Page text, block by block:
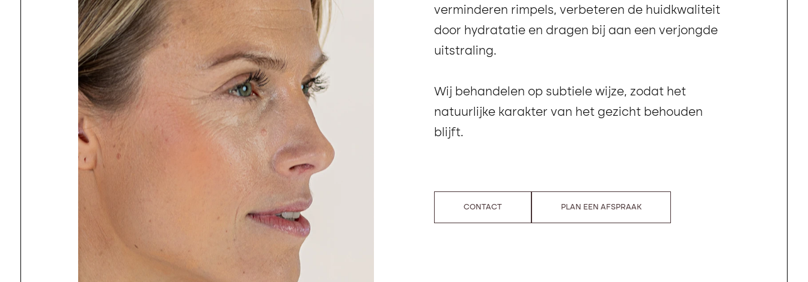
verminderen rimpels, verbeteren de huidkwaliteit
door hydratatie en dragen bij aan een verjongde
uitstraling.
Wij behandelen op subtiele wijze, zodat het
natuurlijke karakter van het gezicht behouden
blijft.
CONTACT PLAN EEN AFSPRAAK